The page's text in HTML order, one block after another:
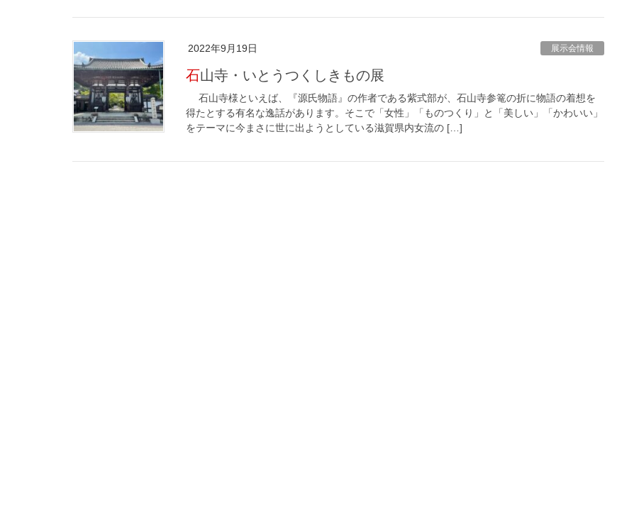
2022年9月19日 展示会情報
石山寺・いとうつくしきもの展
石山寺様といえば、『源氏物語』の作者である紫式部が、石山寺参篭の折に物語の着想を
得たとする有名な逸話があります。そこで「女性」「ものつくり」と「美しい」「かわいい」
をテーマに今まさに世に出ようとしている滋賀県内女流の […]